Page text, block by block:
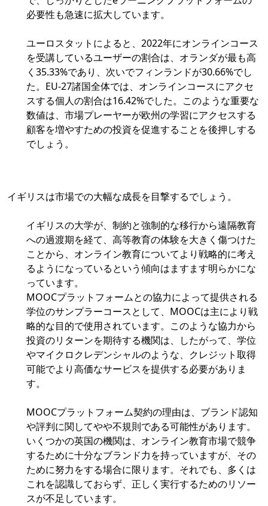
必要性も急速に拡大しています。
ユーロスタットによると、2022年にオンラインコース
を受講しているユーザーの割合は、オランダが最も高
く35.33%であり、次いでフィンランドが30.66%でし
た。EU-27諸国全体では、オンラインコースにアクセ
スする個人の割合は16.42%でした。このような重要な
数値は、市場プレーヤーが欧州の学習にアクセスする
顧客を増やすための投資を促進することを後押しする
でしょう。
イギリスは市場での大幅な成長を目撃するでしょう。
イギリスの大学が、制約と強制的な移行から遠隔教育
への過渡期を経て、高等教育の体験を大きく傷つけた
ことから、オンライン教育についてより戦略的に考え
るようになっているという傾向はますます明らかにな
っています。
MOOCプラットフォームとの協力によって提供される
学位のサンプラーコースとして、MOOCは主により戦
略的な目的で使用されています。このような協力から
投資のリターンを期待する機関は、したがって、学位
やマイクロクレデンシャルのような、クレジット取得
可能でより高価なサービスを提供する必要がありま
す。
MOOCプラットフォーム契約の理由は、ブランド認知
や評判に関してやや不規則である可能性があります。
いくつかの英国の機関は、オンライン教育市場で競争
するために十分なブランド力を持っていますが、その
ために努力をする場合に限ります。それでも、多くは
これを認識しておらず、正しく実行するためのリソー
スが不足しています。